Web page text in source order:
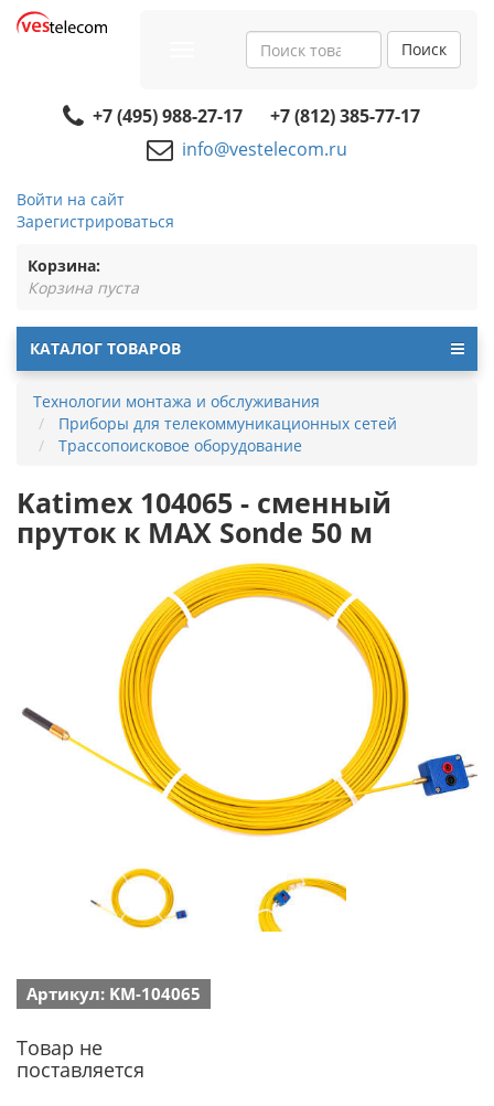
navigation
Поиск
+7 (495) 988-27-17
+7 (812) 385-77-17
info@vestelecom.ru
Войти на сайт
Зарегистрироваться
Корзина:
Корзина пуста
КАТАЛОГ ТОВАРОВ
Технологии монтажа и обслуживания
Приборы для телекоммуникационных сетей
Трассопоисковое оборудование
Katimex 104065 - сменный
пруток к MAX Sonde 50 м
Артикул: KM-104065
Товар не
поставляется